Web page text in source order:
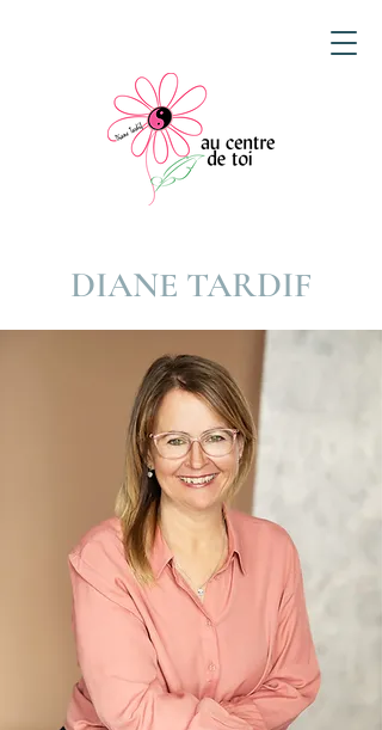
DIANE TARDIF